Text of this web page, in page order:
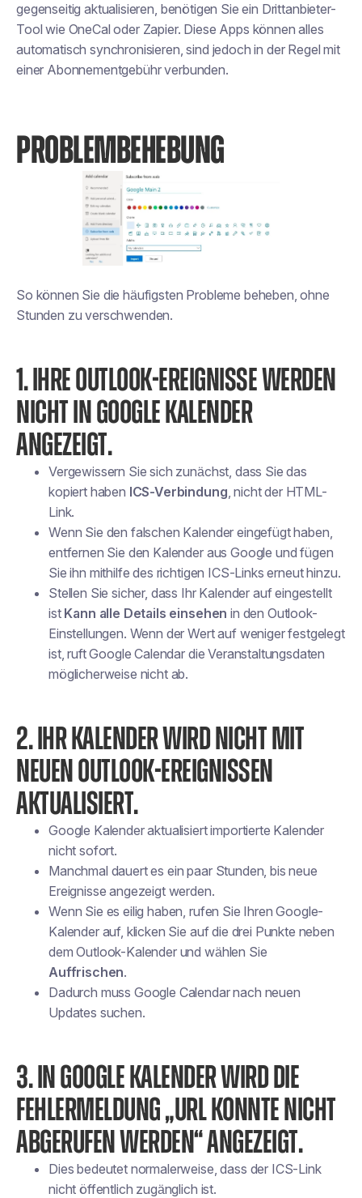
gegenseitig aktualisieren, benötigen Sie ein Drittanbieter-
Tool wie OneCal oder Zapier. Diese Apps können alles
automatisch synchronisieren, sind jedoch in der Regel mit
einer Abonnementgebühr verbunden.
PROBLEMBEHEBUNG
So können Sie die häufigsten Probleme beheben, ohne
Stunden zu verschwenden.
1. IHRE OUTLOOK-EREIGNISSE WERDEN
NICHT IN GOOGLE KALENDER
ANGEZEIGT.
Vergewissern Sie sich zunächst, dass Sie das
kopiert haben ICS-Verbindung, nicht der HTML-
Link.
Wenn Sie den falschen Kalender eingefügt haben,
entfernen Sie den Kalender aus Google und fügen
Sie ihn mithilfe des richtigen ICS-Links erneut hinzu.
Stellen Sie sicher, dass Ihr Kalender auf eingestellt
ist Kann alle Details einsehen in den Outlook-
Einstellungen. Wenn der Wert auf weniger festgelegt
ist, ruft Google Calendar die Veranstaltungsdaten
möglicherweise nicht ab.
2. IHR KALENDER WIRD NICHT MIT
NEUEN OUTLOOK-EREIGNISSEN
AKTUALISIERT.
Google Kalender aktualisiert importierte Kalender
nicht sofort.
Manchmal dauert es ein paar Stunden, bis neue
Ereignisse angezeigt werden.
Wenn Sie es eilig haben, rufen Sie Ihren Google-
Kalender auf, klicken Sie auf die drei Punkte neben
dem Outlook-Kalender und wählen Sie
Auffrischen.
Dadurch muss Google Calendar nach neuen
Updates suchen.
3. IN GOOGLE KALENDER WIRD DIE
FEHLERMELDUNG „URL KONNTE NICHT
ABGERUFEN WERDEN“ ANGEZEIGT.
Dies bedeutet normalerweise, dass der ICS-Link
nicht öffentlich zugänglich ist.